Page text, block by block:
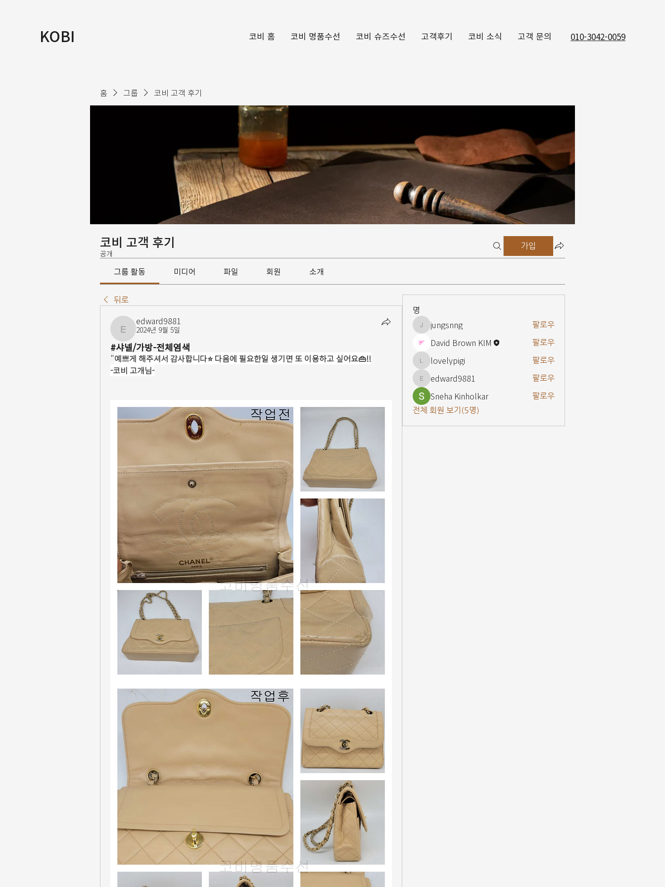
KOBI 코비 홈 코비 명품수선 코비 슈즈수선 고객후기 코비 소식 고객 문의 010-3042-0059
홈 그룹 코비 고객 후기
코비 고객 후기
공개
가입
그룹 활동 미디어 파일 회원 소개
뒤로
edward9881
edward9881
2024년 9월 5일
#샤넬/가방-전체염색
"예쁘게 해주셔서 감사합니다⭐️ 다음에 필요한일 생기면 또 이용하고 싶어요👜!!
-코비 고개님-
명
jungsnng
jungsnng 팔로우
David Brown KIM 팔로우
lovelypigi
lovelypigi 팔로우
edward9881
edward9881 팔로우
Sneha Kinholkar
팔로우
전체 회원 보기(5명)